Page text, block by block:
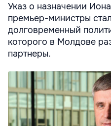
Указ о назначении
премьер-министры
долговременный
которого в Молдове
партнеры.